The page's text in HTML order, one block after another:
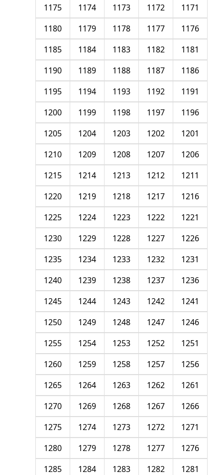
1171
1172
1173
1174
1175
1176
1177
1178
1179
1180
1181
1182
1183
1184
1185
1186
1187
1188
1189
1190
1191
1192
1193
1194
1195
1196
1197
1198
1199
1200
1201
1202
1203
1204
1205
1206
1207
1208
1209
1210
1211
1212
1213
1214
1215
1216
1217
1218
1219
1220
1221
1222
1223
1224
1225
1226
1227
1228
1229
1230
1231
1232
1233
1234
1235
1236
1237
1238
1239
1240
1241
1242
1243
1244
1245
1246
1247
1248
1249
1250
1251
1252
1253
1254
1255
1256
1257
1258
1259
1260
1261
1262
1263
1264
1265
1266
1267
1268
1269
1270
1271
1272
1273
1274
1275
1276
1277
1278
1279
1280
1281
1282
1283
1284
1285